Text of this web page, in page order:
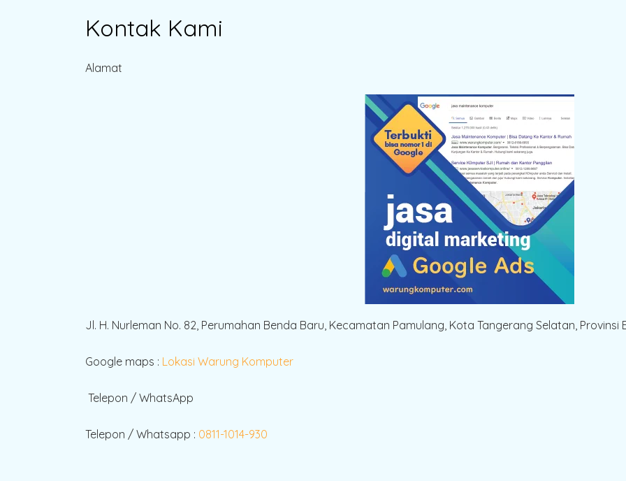
Kontak Kami
Alamat
Jl. H. Nurleman No. 82, Perumahan Benda Baru, Kecamatan Pamulang, Kota Tangerang Selatan, Provinsi
Google maps : Lokasi Warung Komputer
Telepon / WhatsApp
Telepon / Whatsapp : 0811-1014-930